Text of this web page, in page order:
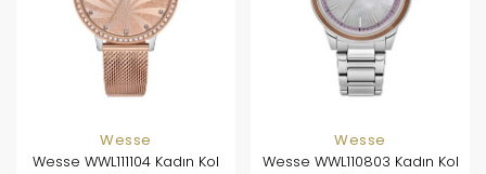
Wesse
Wesse WWL111104 Kadın Kol
Wesse
Wesse WWL110803 Kadın Kol